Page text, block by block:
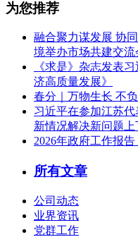
为您推荐
融合聚力谋发展 协
境举办市场共建交流
《求是》杂志发表
济高质量发展》
春分｜万物生长 不
习近平在参加江苏
新情况解决新问题
2026年政府工作报告
所有文章
公司动态
业界资讯
党群工作